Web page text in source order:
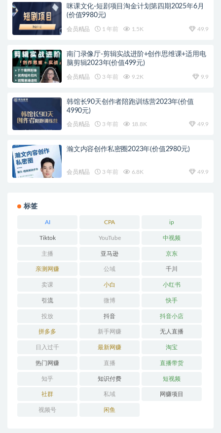
咪课文化-短剧项目淘金计划第四期2025年6月
(价值9980元)
会员精品 1 年前 1.5K 49.9
南门录像厅-剪辑实战进阶+创作思维课+适用电
脑剪辑2023年(价值499元)
会员精品 3 年前 9.2K 9.9
韩馆长90天创作者陪跑训练营2023年(价值
4990元)
会员精品 3 年前 18.8K 49.9
瀚文内容创作私密圈2023年(价值2980元)
会员精品 3 年前 6.8K 49.9
标签
AI CPA ip
Tiktok YouTube 中视频
主播 亚马逊 京东
亲测网赚 公域 千川
卖课 小白 小红书
引流 微博 快手
投放 抖音 抖音小店
拼多多 新手网赚 无人直播
日入过千 最新网赚 淘宝
热门网赚 直播 直播带货
知乎 知识付费 短视频
社群 私域 网赚项目
视频号 闲鱼